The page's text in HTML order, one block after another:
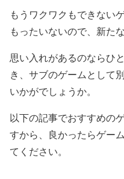
もうワクワクもできない
もったいないので、新た
思い入れがあるのならひ
き、サブのゲームとして
いかがでしょうか。
以下の記事でおすすめの
すから、良かったらゲー
てください。